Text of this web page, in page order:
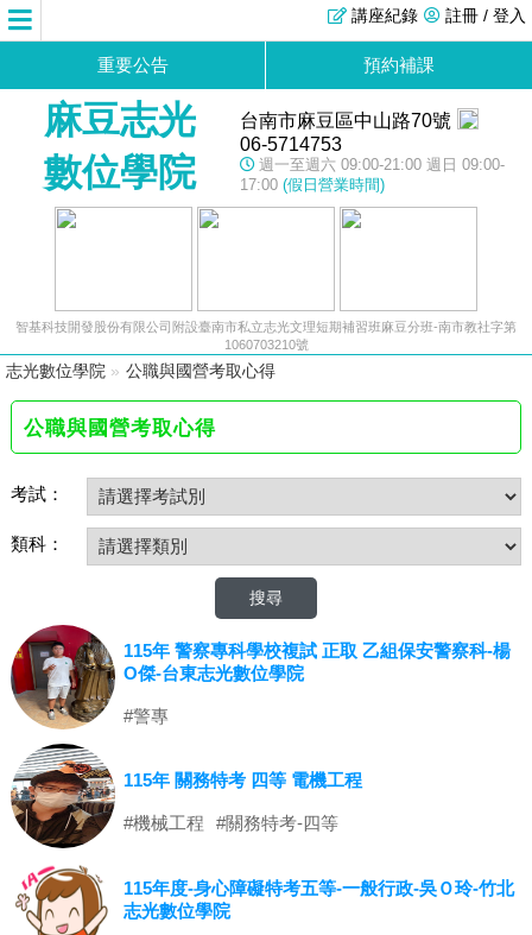
註冊 / 登入
講座紀錄
重要公告 預約補課
麻豆志光
數位學院
台南市麻豆區中山路70號
06-5714753
週一至週六 09:00-21:00 週日 09:00-
17:00 (假日營業時間)
智基科技開發股份有限公司附設臺南市私立志光文理短期補習班麻豆分班-南市教社字第
1060703210號
志光數位學院 » 公職與國營考取心得
公職與國營考取心得
考試：
類科：
115年 警察專科學校複試 正取 乙組保安警察科-楊
O傑-台東志光數位學院
#警專
115年 關務特考 四等 電機工程
#機械工程 #關務特考-四等
115年度-身心障礙特考五等-一般行政-吳Ｏ玲-竹北
志光數位學院